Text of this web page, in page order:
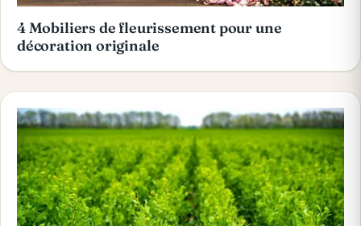
4 Mobiliers de fleurissement pour une
décoration originale